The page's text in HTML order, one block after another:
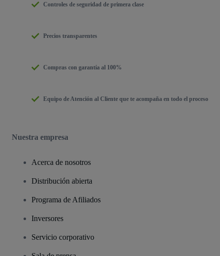
Controles de seguridad de primera clase
Precios transparentes
Compras con garantía al 100%
Equipo de Atención al Cliente que te acompaña en todo el proceso
Nuestra empresa
Acerca de nosotros
Distribución abierta
Programa de Afiliados
Inversores
Servicio corporativo